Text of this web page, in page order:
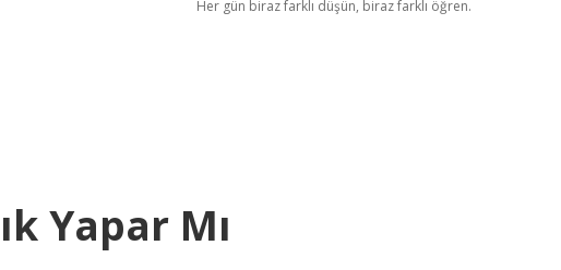
Her gün biraz farklı düşün, biraz farklı öğren.
Yapar Mı